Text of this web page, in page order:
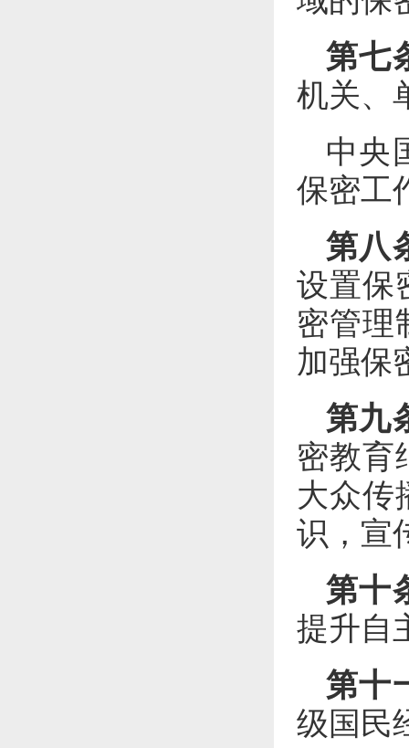
第七
机关、
中央
保密工
第八
设置保
密管理
加强保
第九
密教育
大众传
识，宣
第十
提升自
第十
级国民